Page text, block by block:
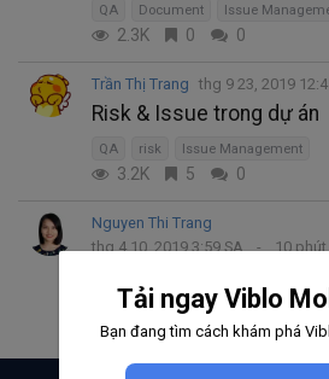
QA Document Issue
2.3K 0 0
Trần Thị Trang thg 9 23, 2019
Risk & Issue trong dự án
QA risk Issue Management
3.2K 5 0
Nguyen Thi Trang
thg 4 10, 2019 3:59 SA
10
3.2K 4 0
Tải ngay Viblo
Bạn đang tìm cách khám phá